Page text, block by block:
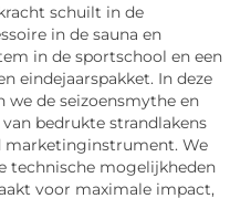
schuilt in de
in de sauna en
in de sportschool en een
eindejaarspakket. In deze
de seizoensmythe en
bedrukte strandlakens
marketinginstrument. We
technische mogelijkheden
voor maximale impact,